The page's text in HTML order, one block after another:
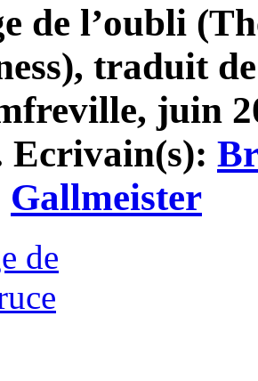
de l’oubli
traduit
juin
Ecrivain(s):
Gallmeister